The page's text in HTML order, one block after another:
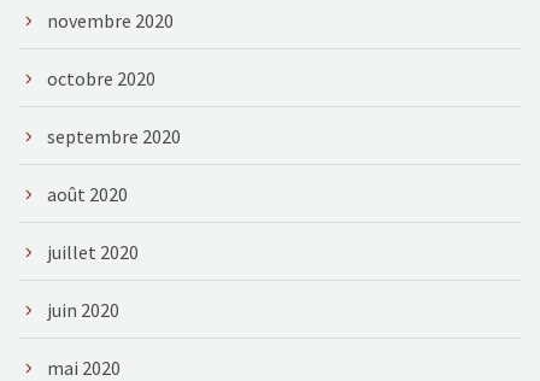
novembre 2020
octobre 2020
septembre 2020
août 2020
juillet 2020
juin 2020
mai 2020